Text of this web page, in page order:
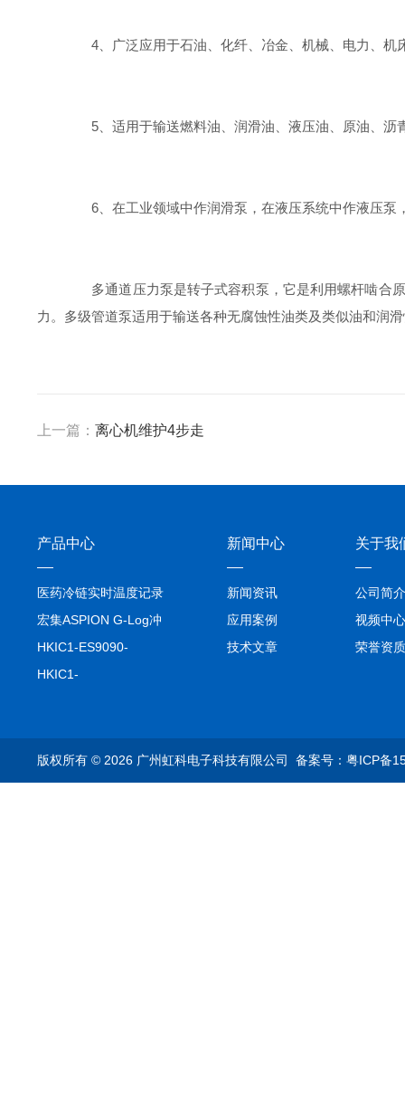
4、广泛应用于石油、化纤、冶金、机械、电力、机
5、适用于输送燃料油、润滑油、液压油、原油、沥
6、在工业领域中作润滑泵，在液压系统中作液压泵
多通道压力泵是转子式容积泵，它是利用螺杆啮合原
力。多级管道泵适用于输送各种无腐蚀性油类及类似油和润
上一篇： 离心机维护4步走
产品中心
医药冷链实时温度记录
仪TIVE Solo 5G
宏集ASPION G-Log冲
击记录仪
HKIC1-ES9090-
setA100/1000base-T1
HKIC1-
析仪
新闻中心
新闻资讯
应用案例
技术文章
关于我
公司简介
视频中心
荣誉资质
版权所有 © 2026 广州虹科电子科技有限公司 备案号：粤ICP备